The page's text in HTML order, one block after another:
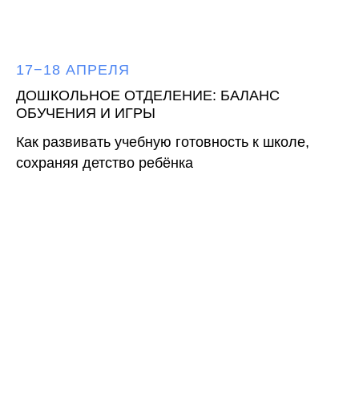
17−18 АПРЕЛЯ
ДОШКОЛЬНОЕ ОТДЕЛЕНИЕ: БАЛАНС
ОБУЧЕНИЯ И ИГРЫ
Как развивать учебную готовность к школе,
сохраняя детство ребёнка